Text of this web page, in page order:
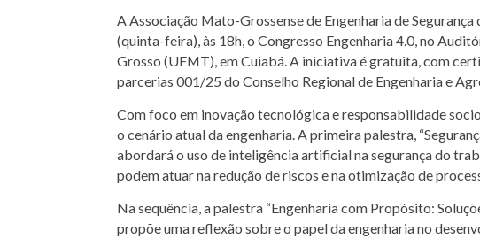
A Associação Mato-Grossense de Engenharia de
(quinta-feira), às 18h, o Congresso Engenharia 4.0, no
Grosso (UFMT), em Cuiabá. A iniciativa é gratuita, com
parcerias 001/25 do Conselho Regional de Engenharia e
Com foco em inovação tecnológica e responsabilidade
o cenário atual da engenharia. A primeira palestra,
abordará o uso de inteligência artificial na segurança do
podem atuar na redução de riscos e na otimização de
Na sequência, a palestra “Engenharia com Propósito:
propõe uma reflexão sobre o papel da engenharia no